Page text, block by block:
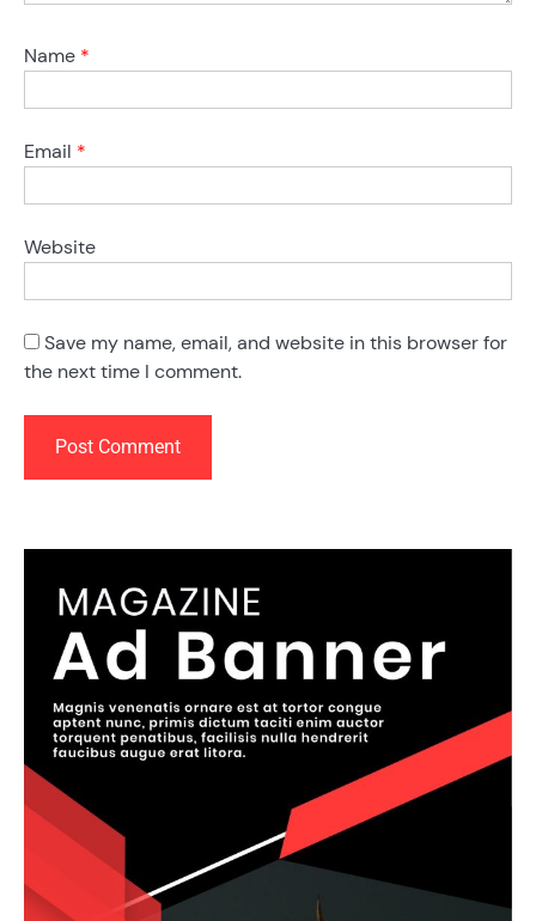
Name *
Email *
Website
Save my name, email, and website in this browser for
the next time I comment.